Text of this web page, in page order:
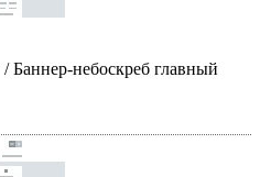
/ Баннер-небоскреб главный